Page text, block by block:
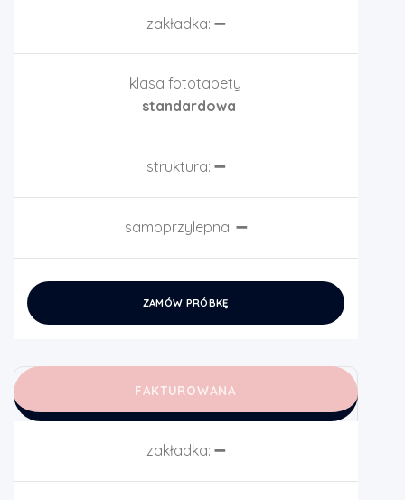
zakładka: ➖
klasa fototapety
: standardowa
struktura: ➖
samoprzylepna: ➖
ZAMÓW PRÓBKĘ
FAKTUROWANA
zakładka: ➖